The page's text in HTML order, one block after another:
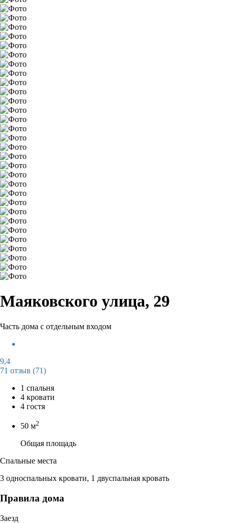
Маяковского улица, 29
Часть дома с отдельным входом
9,4
71 отзыв (71)
1 спальня
4 кровати
4 гостя
50 м2
Общая площадь
Спальные места
3 односпальных кровати, 1 двуспальная кровать
Правила дома
Заезд